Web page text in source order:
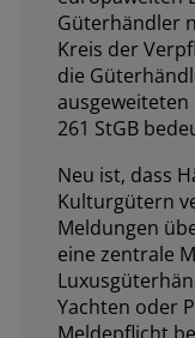
Güterhändler
Kreis der
die
ausgeweiteten
261 StGB
Neu ist, dass
Kulturgütern
Meldungen
eine zentrale
Yachten oder